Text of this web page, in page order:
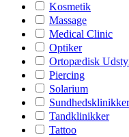
Kosmetik
Massage
Medical Clinic
Optiker
Ortopædisk
Piercing
Solarium
Sundhedsklinikker
Tandklinikker
Tattoo